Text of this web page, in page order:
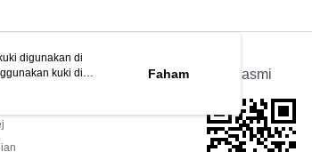
APP Rasmi
digunakan di
kuki di
kuki.
Faham